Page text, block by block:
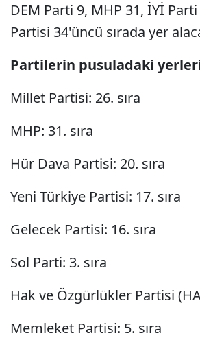
DEM Parti 9, MHP 31, İYİ
Partisi 34'üncü sırada yer
Partilerin pusuladaki
Millet Partisi: 26. sıra
MHP: 31. sıra
Hür Dava Partisi: 20. sıra
Yeni Türkiye Partisi: 17. sıra
Gelecek Partisi: 16. sıra
Sol Parti: 3. sıra
Hak ve Özgürlükler Partisi
Memleket Partisi: 5. sıra